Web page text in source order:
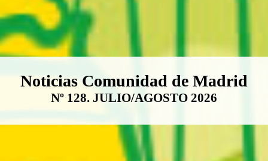
Boletín Noticias Comunidad de
Noticias Comunidad de Madrid
Nº 128. JULIO/AGOSTO 2026